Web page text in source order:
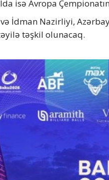
isə Avropa
İdman Nazirliyi,
təşkil olunacaq.